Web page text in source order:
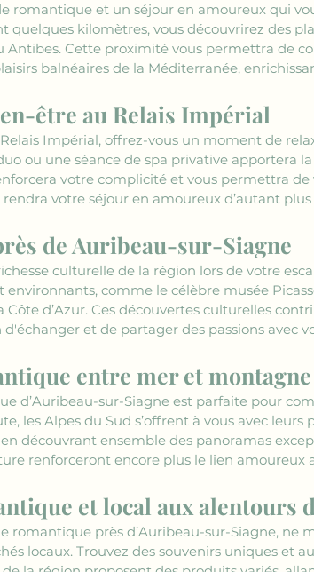
romantique et un séjour en amoureux qui
quelques kilomètres, vous découvrirez des
Antibes. Cette proximité vous permettra de
balnéaires de la Méditerranée,
être au Relais Impérial
Impérial, offrez-vous un moment de
ou une séance de spa privative apportera
votre complicité et vous permettra
votre séjour en amoureux d’autant
de Auribeau-sur-Siagne
culturelle de la région lors de votre
environnants, comme le célèbre musée
Côte d’Azur. Ces découvertes culturelles
et de partager des passions avec
entre mer et
d’Auribeau-sur-Siagne est parfaite pour
les Alpes du Sud s’offrent à vous avec
découvrant ensemble des panoramas
renforceront encore plus le lien
et local aux alentours
romantique près d’Auribeau-sur-Siagne, ne
locaux. Trouvez des souvenirs uniques et